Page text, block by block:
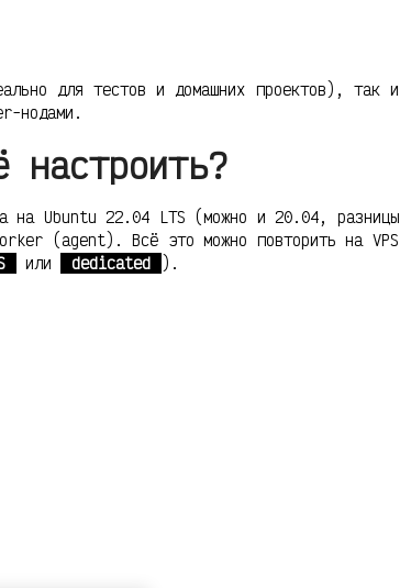
для тестов и домашних проектов), так и
нодами.
настроить?
на Ubuntu 22.04 LTS (можно и 20.04, разницы
(agent). Всё это можно повторить на VPS
или dedicated ).